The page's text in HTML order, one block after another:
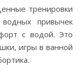
тренировки
привычек
с водой. Это
игры в ванной